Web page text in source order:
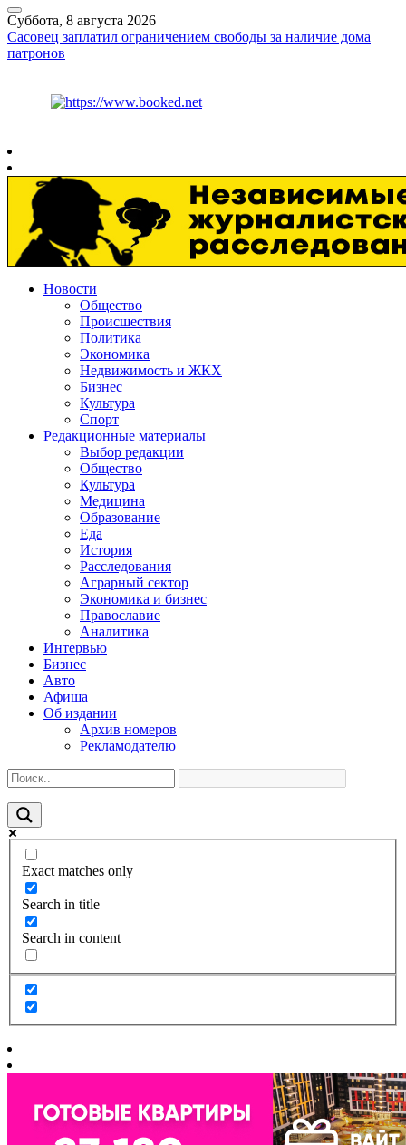
Суббота, 8 августа 2026
Сасовец заплатил ограничением свободы за наличие дома
патронов
Новости
Общество
Происшествия
Политика
Экономика
Недвижимость и ЖКХ
Бизнес
Культура
Спорт
Редакционные материалы
Выбор редакции
Общество
Культура
Медицина
Образование
Еда
История
Расследования
Аграрный сектор
Экономика и бизнес
Православие
Аналитика
Интервью
Бизнес
Авто
Афиша
Об издании
Архив номеров
Рекламодателю
Exact matches only
Search in title
Search in content